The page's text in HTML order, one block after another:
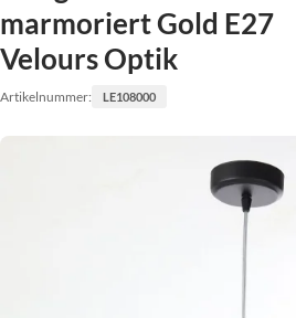
marmoriert Gold E27
Velours Optik
Artikelnummer: LE108000